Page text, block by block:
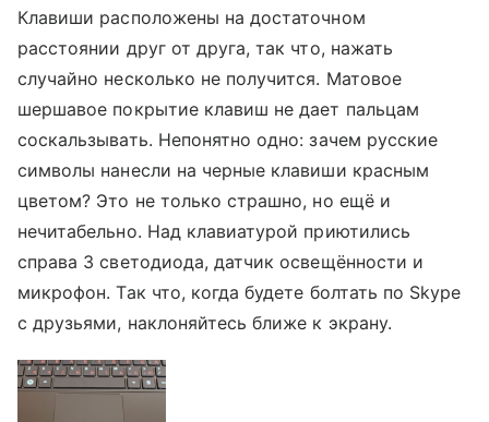
Клавиши расположены на достаточном
расстоянии друг от друга, так что, нажать
случайно несколько не получится. Матовое
шершавое покрытие клавиш не дает пальцам
соскальзывать. Непонятно одно: зачем русские
символы нанесли на черные клавиши красным
цветом? Это не только страшно, но ещё и
нечитабельно. Над клавиатурой приютились
справа 3 светодиода, датчик освещённости и
микрофон. Так что, когда будете болтать по Skype
с друзьями, наклоняйтесь ближе к экрану.